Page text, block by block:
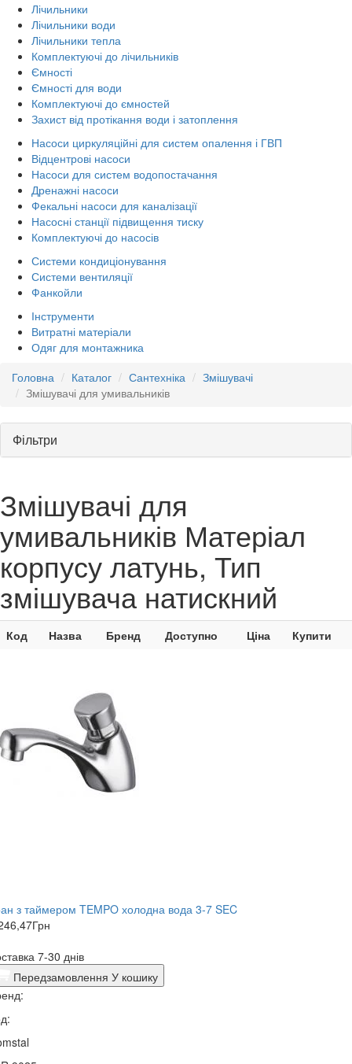
Лічильники
Лічильники води
Лічильники тепла
Комплектуючі до лічильників
Ємності
Ємності для води
Комплектуючі до ємностей
Захист від протікання води і затоплення
Насоси циркуляційні для систем опалення і ГВП
Відцентрові насоси
Насоси для систем водопостачання
Дренажні насоси
Фекальні насоси для каналізації
Насосні станції підвищення тиску
Комплектуючі до насосів
Системи кондиціонування
Системи вентиляції
Фанкойли
Інструменти
Витратні матеріали
Одяг для монтажника
Головна
Каталог Сантехніка
Змішувачі
Змішувачі для умивальників
Фільтри
Змішувачі для
умивальників Матеріал
корпусу латунь, Тип
змішувача натискний
Код Назва Бренд Доступно Ціна Купити
з таймером TEMPO холодна вода 3-7 SEC
Грн
7-30 днів
Передзамовлення У кошику